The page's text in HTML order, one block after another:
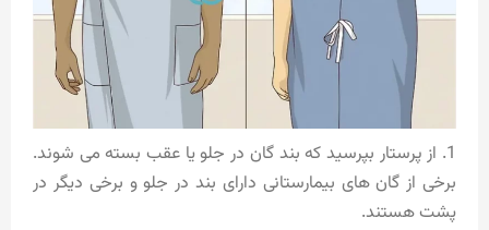
1. از پرستار بپرسید که بند گان در جلو یا عقب بسته می شوند.
برخی از گان های بیمارستانی دارای بند در جلو و برخی دیگر در
پشت هستند.